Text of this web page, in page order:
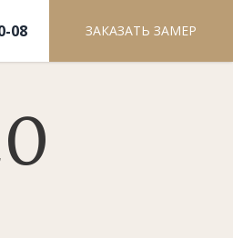
08 ЗАКАЗАТЬ ЗАМЕР